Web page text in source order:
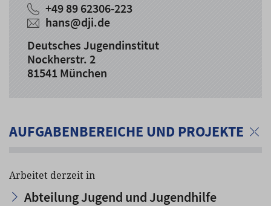
+49 89 62306-223
hans@dji.de
Deutsches Jugendinstitut
Nockherstr. 2
81541 München
AUFGABENBEREICHE UND PROJEKTE
Arbeitet derzeit in
Abteilung Jugend und Jugendhilfe